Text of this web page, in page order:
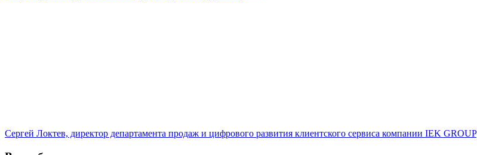
Сергей Локтев, директор департамента продаж и цифрового развития клиентского сервиса компании IEK GROUP